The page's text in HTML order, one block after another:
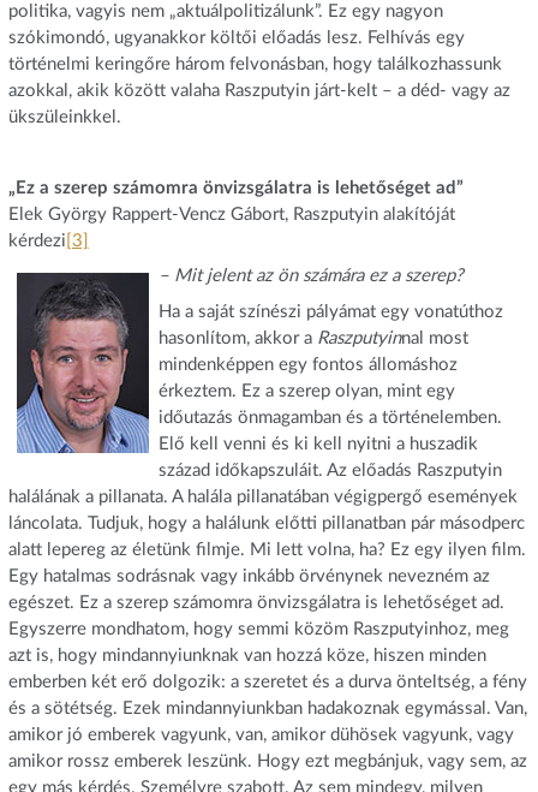
politika, vagyis nem „aktuálpolitizálunk”. Ez egy nagyon
szókimondó, ugyanakkor költői előadás lesz. Felhívás egy
történelmi keringőre három felvonásban, hogy találkozhassunk
azokkal, akik között valaha Raszputyin járt-kelt – a déd- vagy az
ükszüleinkkel.
„Ez a szerep számomra önvizsgálatra is lehetőséget ad”
Elek György Rappert-Vencz Gábort, Raszputyin alakítóját
kérdezi [3]
– Mit jelent az ön számára ez a szerep?
Ha a saját színészi pályámat egy vonatúthoz
hasonlítom, akkor a Raszputyinnal most
mindenképpen egy fontos állomáshoz
érkeztem. Ez a szerep olyan, mint egy
időutazás önmagamban és a történelemben.
Elő kell venni és ki kell nyitni a huszadik
század időkapszuláit. Az előadás Raszputyin
halálának a pillanata. A halála pillanatában végigpergő események
láncolata. Tudjuk, hogy a halálunk előtti pillanatban pár másodperc
alatt lepereg az életünk filmje. Mi lett volna, ha? Ez egy ilyen film.
Egy hatalmas sodrásnak vagy inkább örvénynek nevezném az
egészet. Ez a szerep számomra önvizsgálatra is lehetőséget ad.
Egyszerre mondhatom, hogy semmi közöm Raszputyinhoz, meg
azt is, hogy mindannyiunknak van hozzá köze, hiszen minden
emberben két erő dolgozik: a szeretet és a durva önteltség, a fény
és a sötétség. Ezek mindannyiunkban hadakoznak egymással. Van,
amikor jó emberek vagyunk, van, amikor dühösek vagyunk, vagy
amikor rossz emberek leszünk. Hogy ezt megbánjuk, vagy sem, az
egy más kérdés. Személyre szabott. Az sem mindegy, milyen